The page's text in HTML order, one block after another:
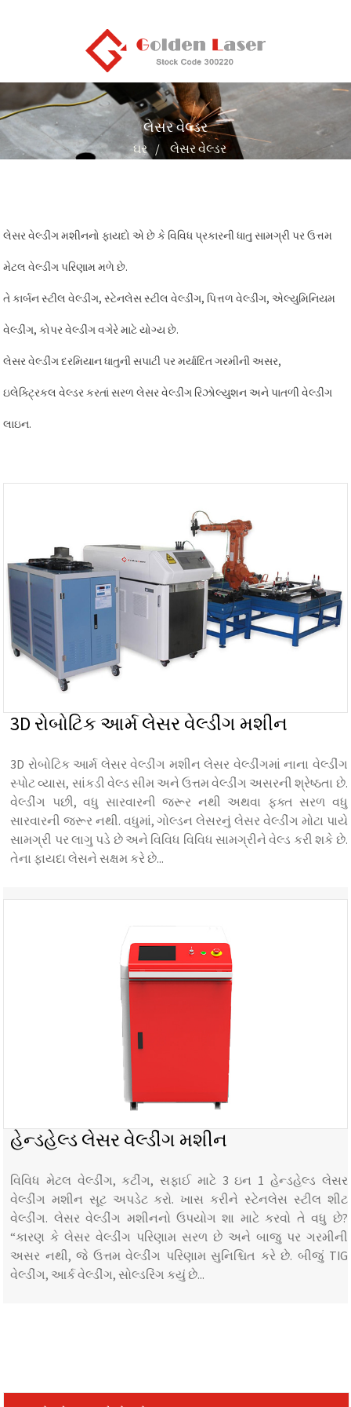
લેસર વેલ્ડર
ઘર લેસર વેલ્ડર
લેસર વેલ્ડીંગ મશીનનો ફાયદો એ છે કે વિવિધ પ્રકારની ધાતુ સામગ્રી પર ઉત્તમ
મેટલ વેલ્ડીંગ પરિણામ મળે છે.
તે કાર્બન સ્ટીલ વેલ્ડીંગ, સ્ટેનલેસ સ્ટીલ વેલ્ડીંગ, પિત્તળ વેલ્ડીંગ, એલ્યુમિનિયમ
વેલ્ડીંગ, કોપર વેલ્ડીંગ વગેરે માટે યોગ્ય છે.
લેસર વેલ્ડીંગ દરમિયાન ધાતુની સપાટી પર મર્યાદિત ગરમીની અસર,
ઇલેક્ટ્રિકલ વેલ્ડર કરતાં સરળ લેસર વેલ્ડીંગ રિઝોલ્યુશન અને પાતળી વેલ્ડીંગ
લાઇન.
3D રોબોટિક આર્મ લેસર વેલ્ડીંગ મશીન
3D રોબોટિક આર્મ લેસર વેલ્ડીંગ મશીન લેસર વેલ્ડીંગમાં નાના વેલ્ડીંગ
સ્પોટ વ્યાસ, સાંકડી વેલ્ડ સીમ અને ઉત્તમ વેલ્ડીંગ અસરની શ્રેષ્ઠતા છે.
વેલ્ડીંગ પછી, વધુ સારવારની જરૂર નથી અથવા ફક્ત સરળ વધુ
સારવારની જરૂર નથી. વધુમાં, ગોલ્ડન લેસરનું લેસર વેલ્ડીંગ મોટા પાયે
સામગ્રી પર લાગુ પડે છે અને વિવિધ વિવિધ સામગ્રીને વેલ્ડ કરી શકે છે.
તેના ફાયદા લેસને સક્ષમ કરે છે...
હેન્ડહેલ્ડ લેસર વેલ્ડીંગ મશીન
વિવિધ મેટલ વેલ્ડીંગ, કટીંગ, સફાઈ માટે 3 ઇન 1 હેન્ડહેલ્ડ લેસર
વેલ્ડીંગ મશીન સૂટ અપડેટ કરો. ખાસ કરીને સ્ટેનલેસ સ્ટીલ શીટ
વેલ્ડીંગ. લેસર વેલ્ડીંગ મશીનનો ઉપયોગ શા માટે કરવો તે વધુ છે?
“કારણ કે લેસર વેલ્ડીંગ પરિણામ સરળ છે અને બાજુ પર ગરમીની
અસર નથી, જે ઉત્તમ વેલ્ડીંગ પરિણામ સુનિશ્ચિત કરે છે. બીજું TIG
વેલ્ડીંગ, આર્ક વેલ્ડીંગ, સોલ્ડરિંગ કયું છે...